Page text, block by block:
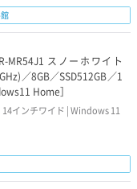
MR54J1 スノーホワイト
／8GB／SSD512GB／1
Home］
14インチワイド | Windows 11